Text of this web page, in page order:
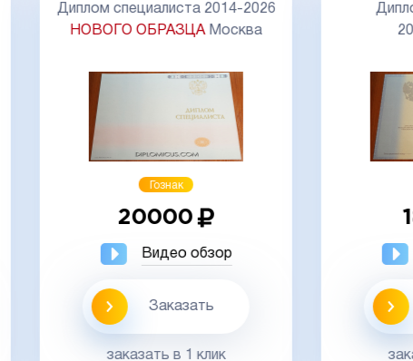
Диплом специалиста 2014-2026
НОВОГО ОБРАЗЦАМосква
Гознак
20000
Видео обзор
Заказать
заказать в 1 клик